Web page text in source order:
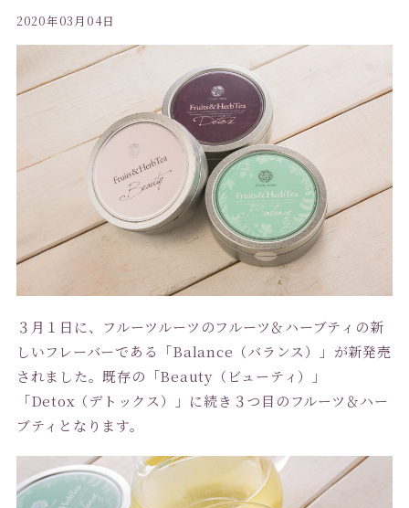
2020年03月04日
３月１日に、フルーツルーツのフルーツ＆ハーブティの新
しいフレーバーである「Balance（バランス）」が新発売
されました。既存の「Beauty（ビューティ）」
「Detox（デトックス）」に続き３つ目のフルーツ＆ハー
ブティとなります。